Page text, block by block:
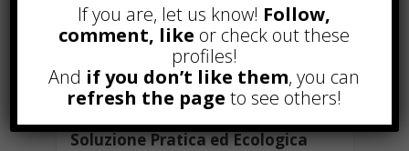
Bagni Chimici a Noleggio: Una
Soluzione Pratica ed Ecologica
If you are, let us know! Follow,
comment, like or check out these
profiles!
And if you don’t like them, you can
refresh the page to see others!